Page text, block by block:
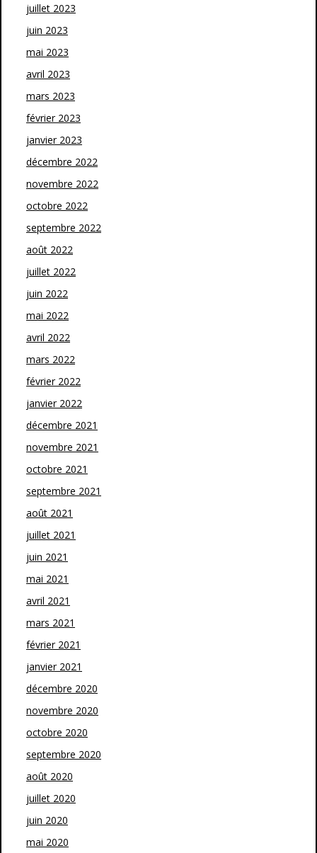
juillet 2023
juin 2023
mai 2023
avril 2023
mars 2023
février 2023
janvier 2023
décembre 2022
novembre 2022
octobre 2022
septembre 2022
août 2022
juillet 2022
juin 2022
mai 2022
avril 2022
mars 2022
février 2022
janvier 2022
décembre 2021
novembre 2021
octobre 2021
septembre 2021
août 2021
juillet 2021
juin 2021
mai 2021
avril 2021
mars 2021
février 2021
janvier 2021
décembre 2020
novembre 2020
octobre 2020
septembre 2020
août 2020
juillet 2020
juin 2020
mai 2020